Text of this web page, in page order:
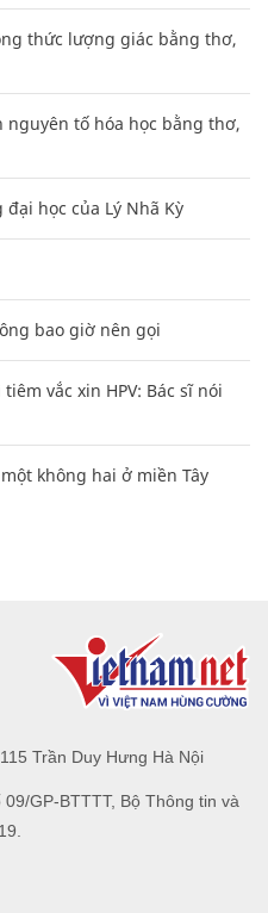
thức lượng giác bằng thơ,
nguyên tố hóa học bằng thơ,
học của Lý Nhã Kỳ
bao giờ nên gọi
vắc xin HPV: Bác sĩ nói
không hai ở miền Tây
Trần Duy Hưng Hà Nội
GP-BTTTT, Bộ Thông tin và